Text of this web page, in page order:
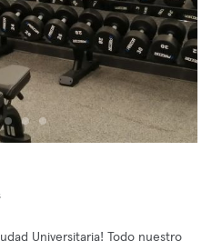
Universitaria! Todo nuestro